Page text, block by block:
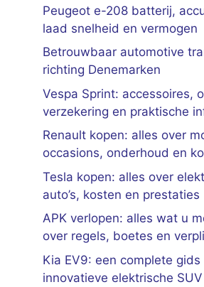
Peugeot e-208 batterij,
laad snelheid en vermogen
Betrouwbaar automotive
richting Denemarken
Vespa Sprint: accessoires,
verzekering en praktische
Renault kopen: alles over
occasions, onderhoud en
Tesla kopen: alles over
auto’s, kosten en prestaties
APK verlopen: alles wat u
over regels, boetes en
Kia EV9: een complete gids
innovatieve elektrische SUV